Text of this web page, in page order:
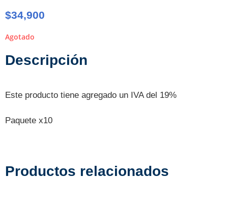
$34,900
Agotado
Descripción
Este producto tiene agregado un IVA del 19%
Paquete x10
Productos relacionados